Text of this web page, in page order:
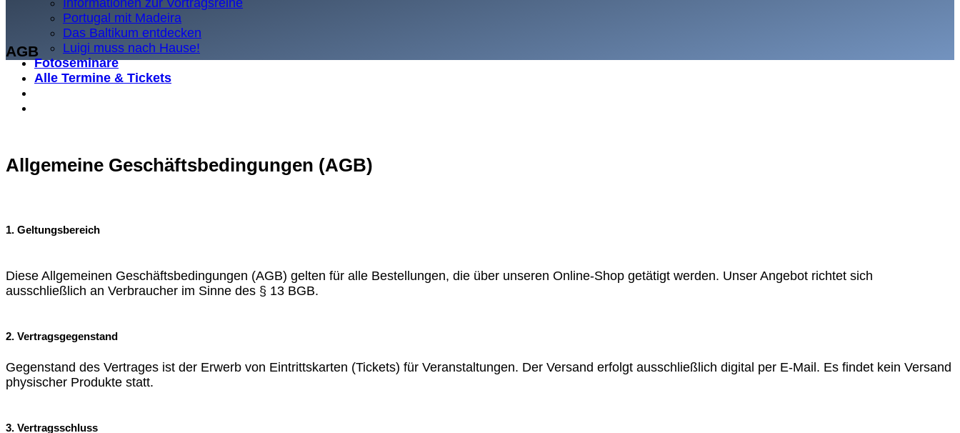
Informationen zur Vortragsreihe
Portugal mit Madeira
Das Baltikum entdecken
Luigi muss nach Hause!
Fotoseminare
Alle Termine & Tickets
AGB
Allgemeine Geschäftsbedingungen (AGB)
1. Geltungsbereich
Diese Allgemeinen Geschäftsbedingungen (AGB) gelten für alle Bestellungen, die über unseren Online-Shop getätigt werden. Unser Angebot richtet sich
ausschließlich an Verbraucher im Sinne des § 13 BGB.
2. Vertragsgegenstand
Gegenstand des Vertrages ist der Erwerb von Eintrittskarten (Tickets) für Veranstaltungen. Der Versand erfolgt ausschließlich digital per E-Mail. Es findet kein Versand
physischer Produkte statt.
3. Vertragsschluss